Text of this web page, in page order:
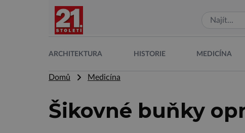
ARCHITEKTURA HISTORIE MEDICÍNA
Domů Medicína
Šikovné buňky